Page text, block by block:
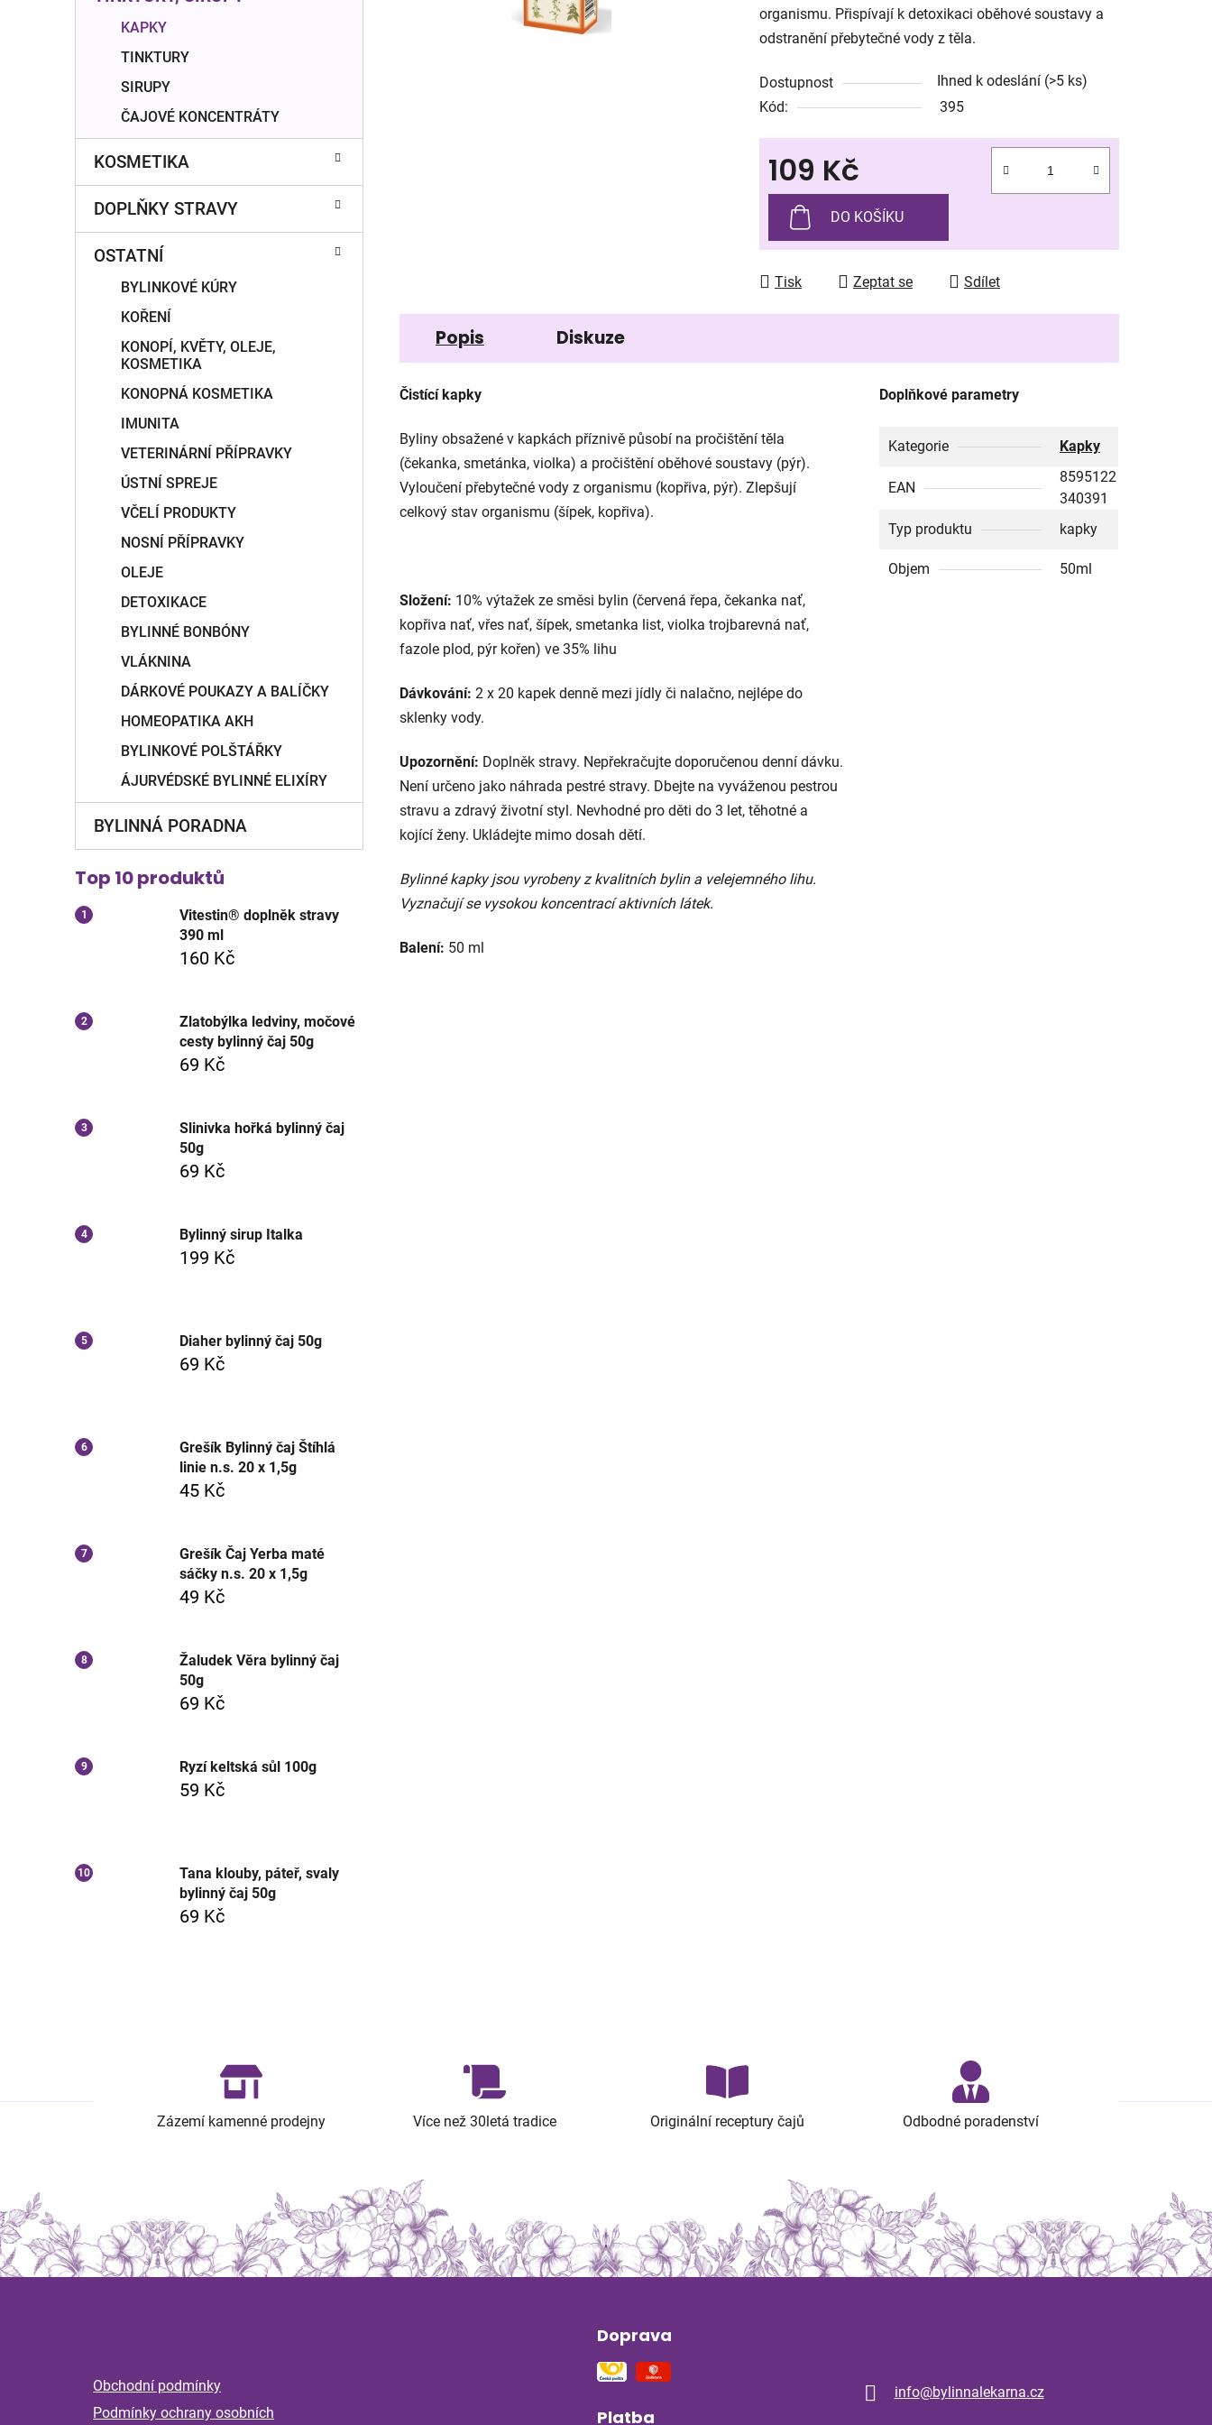
KAPKY
TINKTURY
SIRUPY
ČAJOVÉ KONCENTRÁTY
KOSMETIKA
DOPLŇKY STRAVY
OSTATNÍ
BYLINKOVÉ KÚRY
KOŘENÍ
KONOPÍ, KVĚTY, OLEJE,
KOSMETIKA
KONOPNÁ KOSMETIKA
IMUNITA
VETERINÁRNÍ PŘÍPRAVKY
ÚSTNÍ SPREJE
VČELÍ PRODUKTY
NOSNÍ PŘÍPRAVKY
OLEJE
DETOXIKACE
BYLINNÉ BONBÓNY
VLÁKNINA
DÁRKOVÉ POUKAZY A BALÍČKY
HOMEOPATIKA AKH
BYLINKOVÉ POLŠTÁŘKY
ÁJURVÉDSKÉ BYLINNÉ ELIXÍRY
BYLINNÁ PORADNA
Top 10 produktů
Vitestin® doplněk stravy
390 ml
160 Kč
Zlatobýlka ledviny, močové
cesty bylinný čaj 50g
69 Kč
Slinivka hořká bylinný čaj
50g
69 Kč
Bylinný sirup Italka
199 Kč
Diaher bylinný čaj 50g
69 Kč
Grešík Bylinný čaj Štíhlá
linie n.s. 20 x 1,5g
45 Kč
Grešík Čaj Yerba maté
sáčky n.s. 20 x 1,5g
49 Kč
Žaludek Věra bylinný čaj
50g
69 Kč
Ryzí keltská sůl 100g
59 Kč
Tana klouby, páteř, svaly
bylinný čaj 50g
69 Kč
0,0
z
hvězdiček.
organismu. Přispívají k detoxikaci oběhové soustavy a
odstranění přebytečné vody z těla.
Dostupnost Ihned k odeslání (>5 ks)
Kód:
395
109 Kč
Měrná cena:
DO KOŠÍKU
Tisk Zeptat se Sdílet
Popis Diskuze
Čistící kapky
Byliny obsažené v kapkách příznivě působí na pročištění těla
(čekanka, smetánka, violka) a pročištění oběhové soustavy (pýr).
Vyloučení přebytečné vody z organismu (kopřiva, pýr). Zlepšují
celkový stav organismu (šípek, kopřiva).
Složení: 10% výtažek ze směsi bylin (červená řepa, čekanka nať,
kopřiva nať, vřes nať, šípek, smetanka list, violka trojbarevná nať,
fazole plod, pýr kořen) ve 35% lihu
Dávkování: 2 x 20 kapek denně mezi jídly či nalačno, nejlépe do
sklenky vody.
Upozornění: Doplněk stravy. Nepřekračujte doporučenou denní dávku.
Není určeno jako náhrada pestré stravy. Dbejte na vyváženou pestrou
stravu a zdravý životní styl. Nevhodné pro děti do 3 let, těhotné a
kojící ženy. Ukládejte mimo dosah dětí.
Bylinné kapky jsou vyrobeny z kvalitních bylin a velejemného lihu.
Vyznačují se vysokou koncentrací aktivních látek.
Balení: 50 ml
Doplňkové parametry
Kategorie Kapky
EAN
8595122
340391
Typ produktu
kapky
Objem 50ml
Zázemí kamenné prodejny Více než 30letá tradice Originální receptury čajů Odbodné poradenství
Obchodní podmínky
Podmínky ochrany osobních
Doprava
Platba
info@bylinnalekarna.cz